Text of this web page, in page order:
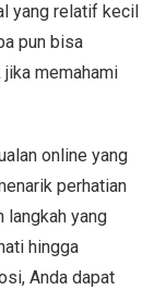
yang relatif kecil
pun bisa
memahami
online yang
perhatian
langkah yang
hingga
Anda dapat